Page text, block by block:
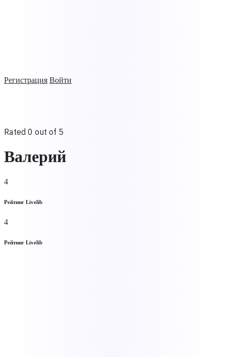
Регистрация Войти
Rated 0 out of 5
Валерий
4
Рейтинг Livelib
4
Рейтинг Livelib